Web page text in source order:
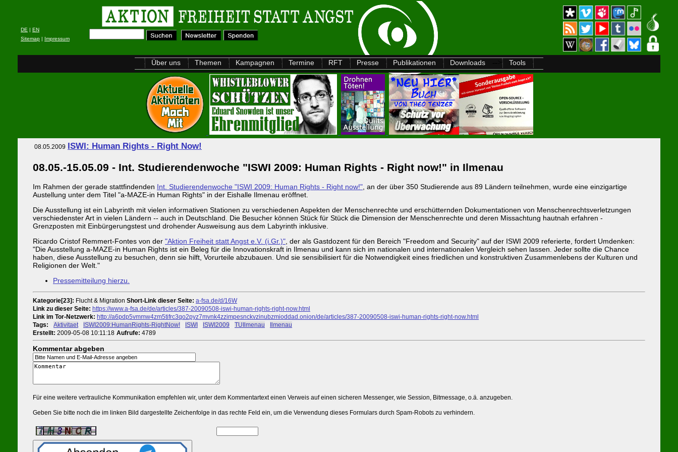
DE | EN
Sitemap | Impressum
Über uns Themen Kampagnen Termine RFT Presse Publikationen Downloads Tools
08.05.2009 ISWI: Human Rights - Right Now!
08.05.-15.05.09 - Int. Studierendenwoche "ISWI 2009: Human Rights - Right now!" in Ilmenau
Im Rahmen der gerade stattfindenden Int. Studierendenwoche "ISWI 2009: Human Rights - Right now!" , an der über 350 Studierende aus 89 Ländern teilnehmen, wurde eine einzigartige
Austellung unter dem Titel "a-MAZE-in Human Rights" in der Eishalle Ilmenau eröffnet.
Die Ausstellung ist ein Labyrinth mit vielen informativen Stationen zu verschiedenen Aspekten der Menschenrechte und erschütternden Dokumentationen von Menschenrechtsverletzungen
verschiedenster Art in vielen Ländern -- auch in Deutschland. Die Besucher können Stück für Stück die Dimension der Menschenrechte und deren Missachtung hautnah erfahren -
Grenzposten mit Einbürgerungstest und drohender Ausweisung aus dem Labyrinth inklusive.
Ricardo Cristof Remmert-Fontes von der "Aktion Freiheit statt Angst e.V. (i.Gr.)" , der als Gastdozent für den Bereich "Freedom and Security" auf der ISWI 2009 referierte, fordert Umdenken:
"Die Ausstellung a-MAZE-in Human Rights ist ein Beleg für die Innovationskraft in Ilmenau und kann sich im nationalen und internationalen Vergleich sehen lassen. Jeder sollte die Chance
haben, diese Ausstellung zu besuchen, denn sie hilft, Vorurteile abzubauen. Und sie sensibilisiert für die Notwendigkeit eines friedlichen und konstruktiven Zusammenlebens der Kulturen und
Religionen der Welt."
Pressemitteilung hierzu.
Kategorie[23]: Flucht & Migration Short-Link dieser Seite: a-fsa.de/d/16W
Link zu dieser Seite: https://www.a-fsa.de/de/articles/387-20090508-iswi-human-rights-right-now.html
Link im Tor-Netzwerk: http://a6pdp5vmmw4zm5tifrc3qo2pyz7mvnk4zzimpesnckvzinubzmioddad.onion/de/articles/387-20090508-iswi-human-rights-right-now.html
Tags:
Aktivitaet ISWI2009:HumanRights-RightNow! ISWI ISWI2009 TUIlmenau
Ilmenau
Erstellt: 2009-05-08 10:11:18 Aufrufe: 4789
Kommentar abgeben
Für eine weitere vertrauliche Kommunikation empfehlen wir, unter dem Kommentartext einen Verweis auf einen sicheren Messenger, wie Session, Bitmessage, o.ä. anzugeben.
Geben Sie bitte noch die im linken Bild dargestellte Zeichenfolge in das rechte Feld ein, um die Verwendung dieses Formulars durch Spam-Robots zu verhindern.